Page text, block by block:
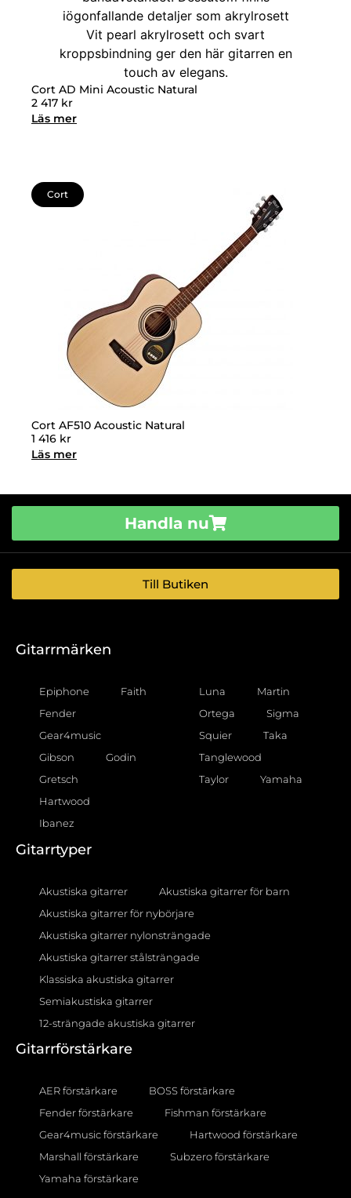
Cort AD Mini Acoustic Natural
2 417 kr
Läs mer
Cort
Cort AF510 Acoustic Natural
1 416 kr
Läs mer
Handla nu
Till Butiken
Gitarrmärken
Epiphone
Faith
Fender
Gear4music
Gibson
Godin
Gretsch
Hartwood
Ibanez
Luna
Martin
Ortega
Sigma
Squier
Taka
Tanglewood
Taylor
Yamaha
Gitarrtyper
Akustiska gitarrer
Akustiska gitarrer för barn
Akustiska gitarrer för nybörjare
Akustiska gitarrer nylonsträngade
Akustiska gitarrer stålsträngade
Klassiska akustiska gitarrer
Semiakustiska gitarrer
12-strängade akustiska gitarrer
Gitarrförstärkare
AER förstärkare
BOSS förstärkare
Fender förstärkare
Fishman förstärkare
Gear4music förstärkare
Hartwood förstärkare
Marshall förstärkare
Subzero förstärkare
Yamaha förstärkare